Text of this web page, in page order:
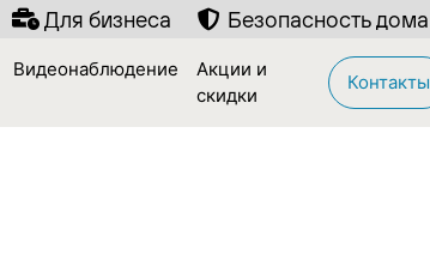
Для бизнеса Безопасность дома
Видеонаблюдение
Акции и
скидки
Контакты